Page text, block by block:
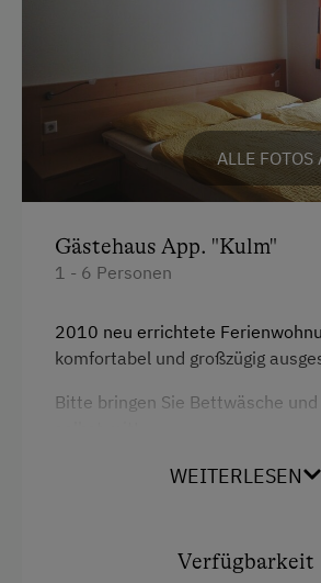
Reinigungsausstattung in
Toilette
Küche
Küchenausstattung
Haupthaus
Ausziehcouch
ALLE FOTOS
Gästehaus App. "Kulm"
1 - 6 Personen
2010 neu errichtete
komfortabel und großzügig
Bitte bringen Sie Bettwäsche
WEITERLESEN
Verfügbarkeit